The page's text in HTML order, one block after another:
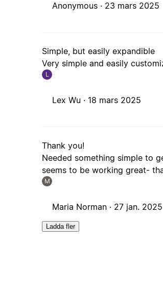
Anonymous · 23 mars 2025
Simple, but easily expandible
Very simple and easily
L
Lex Wu · 18 mars 2025
Thank you!
Needed something simple to
seems to be working great-
M
Maria Norman · 27 jan. 2025
Ladda fler